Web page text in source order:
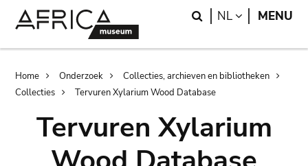
Search
NL LANGUAGE
MENU
Breadcrumb
Home Onderzoek
Collecties, archieven en bibliotheken
Collecties
Tervuren Xylarium Wood Database
Tervuren Xylarium